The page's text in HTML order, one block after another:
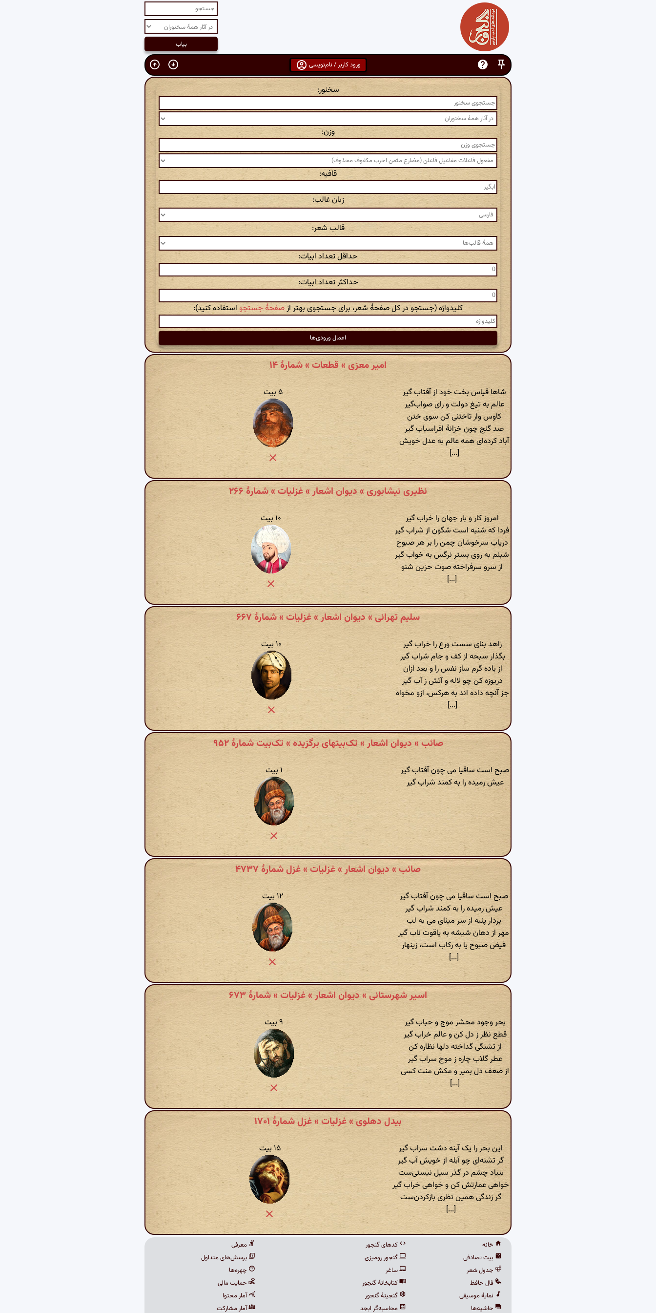
ورود کاربر / نام‌نویسی
سخنور:
وزن:
قافیه:
زبان غالب:
قالب شعر:
حداقل تعداد ابیات:
حداکثر تعداد ابیات:
کلیدواژه (جستجو در کل صفحهٔ شعر، برای جستجوی بهتر ازصفحهٔ جستجو استفاده کنید):
امیر معزی » قطعات » شمارهٔ ۱۴
شاها قیاس بخت خود از آفتاب گیر
عالم به تیغ دولت و رای صواب‌گیر
کاوس وار تاختنی کن سوی ختن
صد گنج چون خزانهٔ افراسیاب گیر
آباد کرده‌ای همه عالم به عدل خویش
[...]
۵ بیت
نظیری نیشابوری » دیوان اشعار » غزلیات » شمارهٔ ۲۶۶
امروز کار و بار جهان را خراب گیر
فردا که شنبه است شگون از شراب گیر
دریاب سرخوشان چمن را بر هر صبوح
شبنم به روی بستر نرگس به خواب گیر
از سرو سرفراخته صوت حزین شنو
[...]
۱۰ بیت
سلیم تهرانی » دیوان اشعار » غزلیات » شمارهٔ ۶۶۷
زاهد بنای سست ورع را خراب گیر
بگذار سبحه از کف و جام شراب گیر
از باده گرم ساز نفس را و بعد ازان
دریوزه کن چو لاله و آتش ز آب گیر
جز آنچه داده اند به هرکس، ازو مخواه
[...]
۱۰ بیت
صائب » دیوان اشعار » تک‌بیتهای برگزیده » تک‌بیت شمارهٔ ۹۵۲
صبح است ساقیا می چون آفتاب گیر
عیش رمیده را به کمند شراب گیر
۱ بیت
صائب » دیوان اشعار » غزلیات » غزل شمارهٔ ۴۷۳۷
صبح است ساقیا می چون آفتاب گیر
عیش رمیده را به کمند شراب گیر
بردار پنبه از سر مینای می به لب
مهر از دهان شیشه به یاقوت ناب گیر
فیض صبوح یا به رکاب است، زینهار
[...]
۱۲ بیت
اسیر شهرستانی » دیوان اشعار » غزلیات » شمارهٔ ۶۷۳
بحر وجود محشر موج و حباب گیر
قطع نظر ز دل کن و عالم خراب گیر
از تشنگی گداخته دلها نظاره کن
عطر گلاب چاره ز موج سراب گیر
از ضعف دل بمیر و مکش منت کسی
[...]
۹ بیت
بیدل دهلوی » غزلیات » غزل شمارهٔ ۱۷۰۱
این بحر را یک آینه دشت سراب‌ گیر
گر تشنه‌ای چو آبله از خویش آب ‌گیر
بنیاد چشم در گذر سیل نیستی‌ست
خواهی عمارتش کن و خواهی خراب‌ گیر
گر زندگی همین نظری بازکردن‌ست
[...]
۱۵ بیت
خانه
بیت تصادفی
جدول شعر
فال حافظ
نمایهٔ موسیقی
حاشیه‌ها
کدهای گنجور
گنجور رومیزی
ساغر
کتابخانهٔ گنجور
گنجینهٔ گنجور
محاسبه‌گر ابجد
معرفی
پرسش‌های متداول
چهره‌ها
حمایت مالی
آمار محتوا
آمار مشارکت